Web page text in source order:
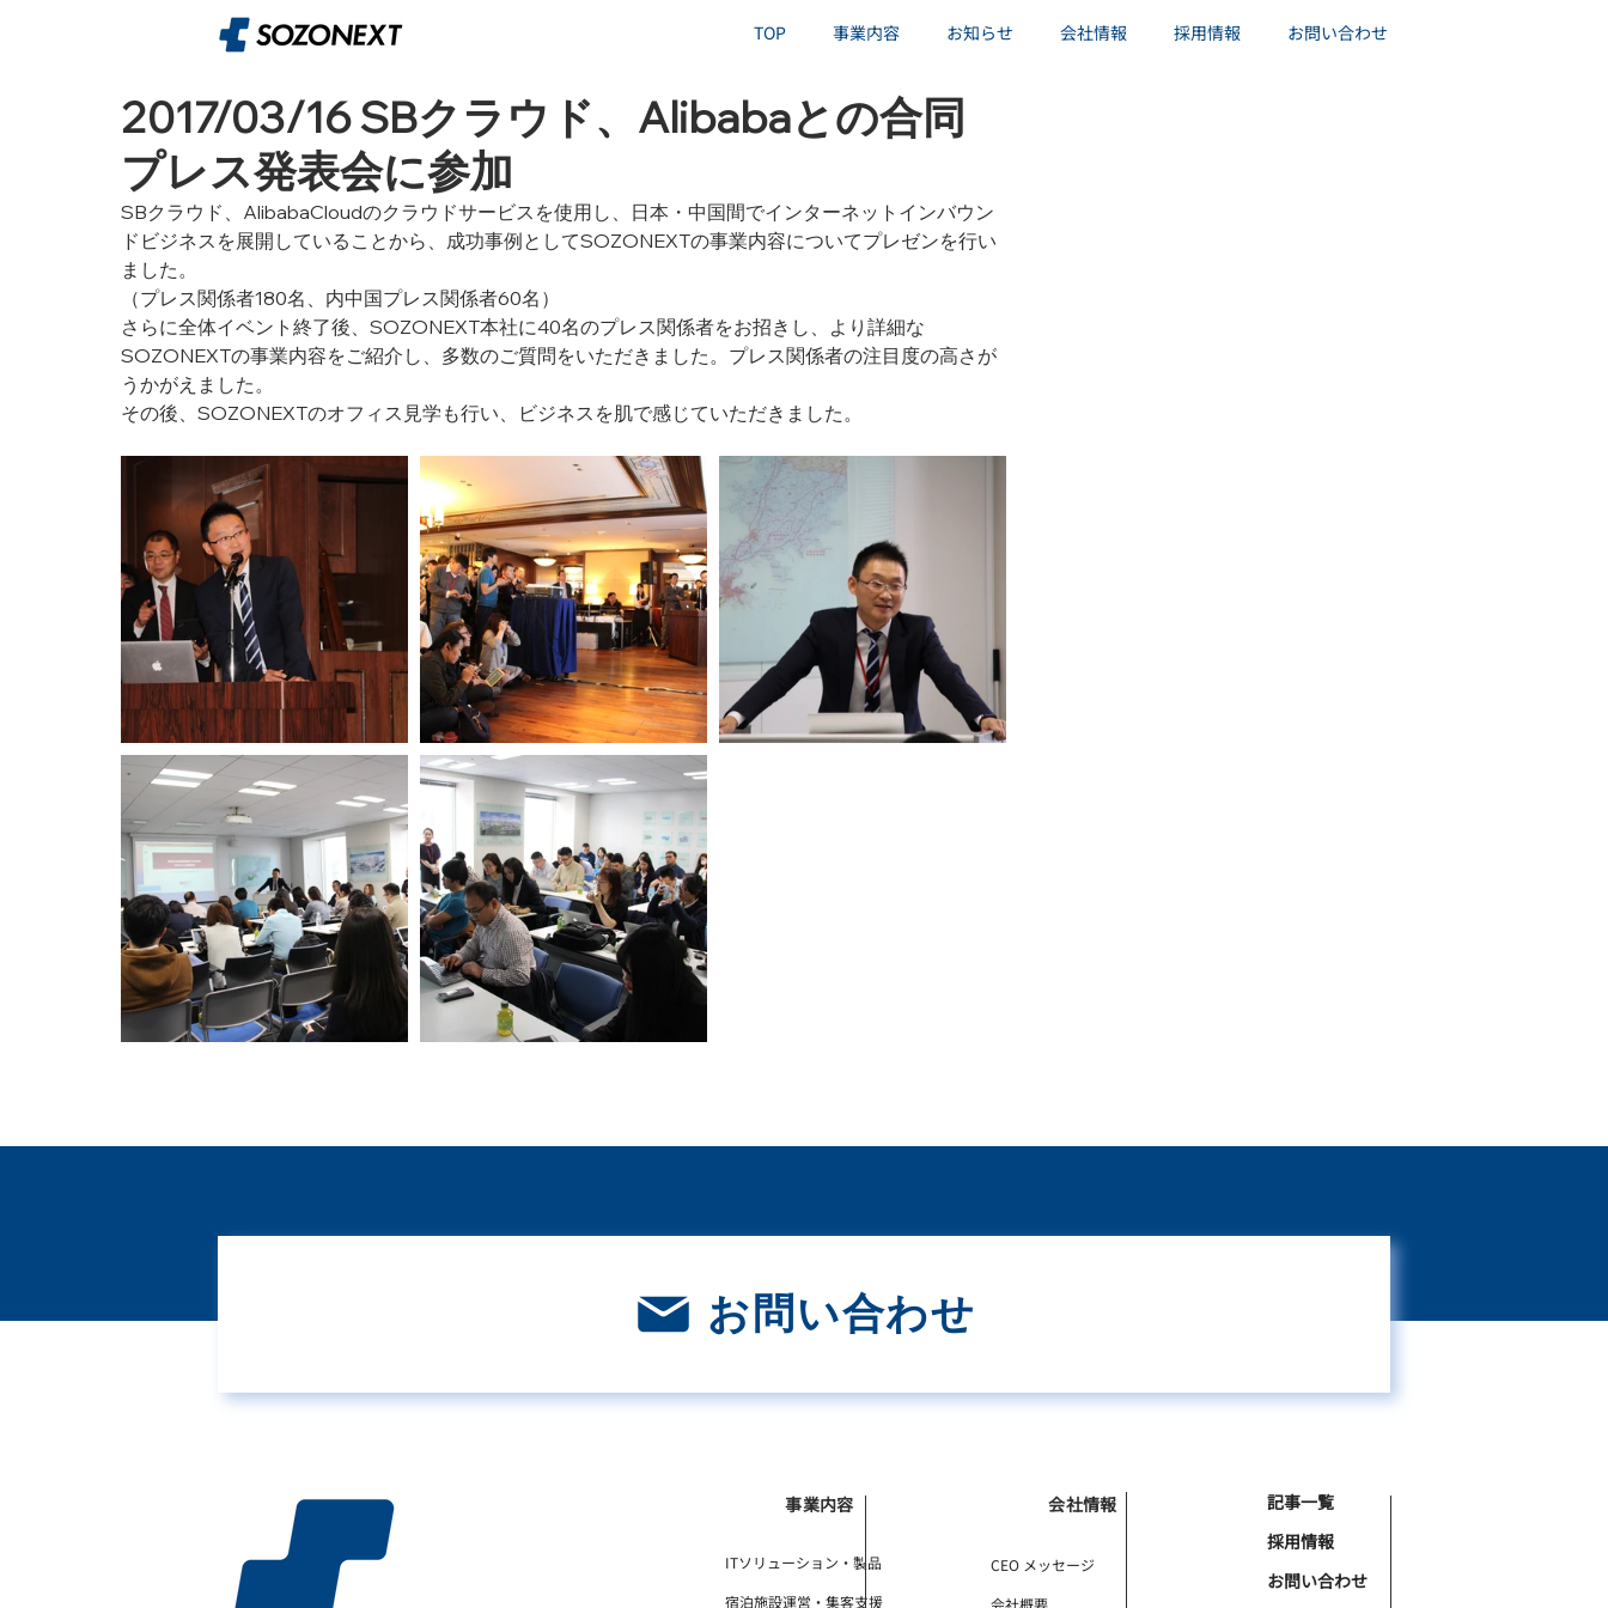
TOP 事業内容 お知らせ 会社情報 採用情報 お問い合わせ
2017/03/16 SBクラウド、Alibabaとの合同
プレス発表会に参加
SBクラウド、AlibabaCloudのクラウドサービスを使用し、日本・中国間でインターネットインバウン
ドビジネスを展開していることから、成功事例としてSOZONEXTの事業内容についてプレゼンを行い
ました。
（プレス関係者180名、内中国プレス関係者60名）
さらに全体イベント終了後、SOZONEXT本社に40名のプレス関係者をお招きし、より詳細な
SOZONEXTの事業内容をご紹介し、多数のご質問をいただきました。プレス関係者の注目度の高さが
うかがえました。
その後、SOZONEXTのオフィス見学も行い、ビジネスを肌で感じていただきました。
お問い合わせ
ITソリューション・製品
宿泊施設運営・集客支援
記事一覧
採用情報
お問い合わせ
CEO メッセージ
会社概要
事業内容 会社情報